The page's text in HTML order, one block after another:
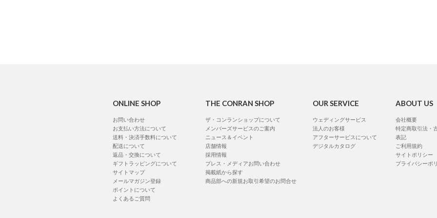
ONLINE SHOP
お問い合わせ
お支払い方法について
送料・決済手数料について
配送について
返品・交換について
ギフトラッピングについて
サイトマップ
メールマガジン登録
ポイントについて
よくあるご質問
THE CONRAN SHOP
ザ・コンランショップについて
メンバーズサービスのご案内
ニュース＆イベント
店舗情報
採用情報
プレス・メディアお問い合わせ
掲載紙から探す
商品部への新規お取引希望のお問合せ
OUR SERVICE
ウェディングサービス
法人のお客様
アフターサービスについて
デジタルカタログ
ABOUT US
会社概要
特定商取引法・
表記
ご利用規約
サイトポリシー
プライバシーポ